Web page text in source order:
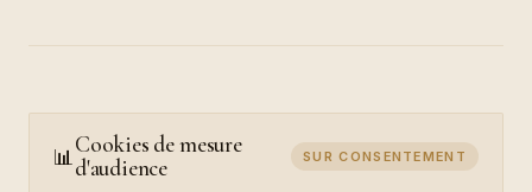
📊 Cookies de mesure
d'audience
SUR CONSENTEMENT